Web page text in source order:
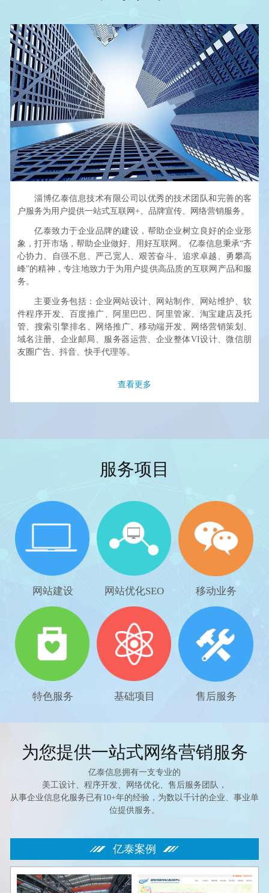
淄博亿泰信息技术有限公司以优秀的技术团队和完善的客
户服务为用户提供一站式互联网+、品牌宣传、网络营销服务。
亿泰致力于企业品牌的建设，帮助企业树立良好的企业形
象，打开市场，帮助企业做好、用好互联网。 亿泰信息秉承“齐
心协力、自强不息、严己宽人、艰苦奋斗、追求卓越、勇攀高
峰”的精神，专注地致力于为用户提供高品质的互联网产品和服
务。
主要业务包括：企业网站设计、网站制作、网站维护、软
件程序开发、百度推广、阿里巴巴、阿里管家、淘宝建店及托
管、搜索引擎排名、网络推广、移动端开发、网络营销策划、
域名注册、企业邮局、服务器运营、企业整体VI设计、微信朋
友圈广告、抖音、快手代理等。
查看更多
服务项目
网站建设 网站优化SEO 移动业务
特色服务 基础项目 售后服务
为您提供一站式网络营销服务
亿泰信息拥有一支专业的
美工设计、程序开发、网络优化、售后服务团队，
从事企业信息化服务已有10+年的经验，为数以千计的企业、事业单
位提供服务。
亿泰案例